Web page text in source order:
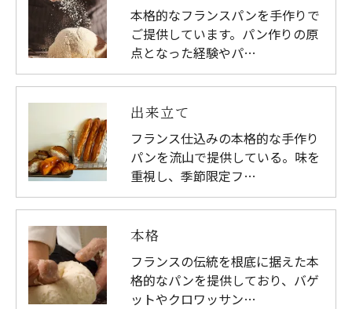
きにつきましては、お電話でお問合せ下さい。
本格的なフランスパンを手作りで
ご提供しています。パン作りの原
点となった経験やパ…
出来立て
フランス仕込みの本格的な手作り
パンを流山で提供している。味を
重視し、季節限定フ…
本格
フランスの伝統を根底に据えた本
格的なパンを提供しており、バゲ
ットやクロワッサン…